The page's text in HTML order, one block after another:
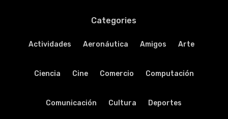
Categories
Actividades Aeronáutica Amigos Arte
Ciencia Cine Comercio Computación
Comunicación Cultura Deportes